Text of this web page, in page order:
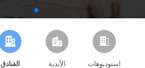
الفنادق الأندية
استوديوهات